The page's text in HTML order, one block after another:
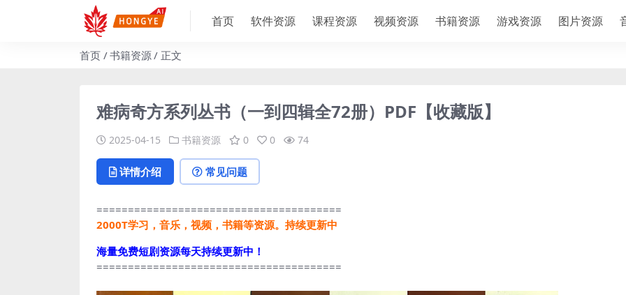
首页 软件资源 课程资源 视频资源 书籍资源 游戏资源 图片资源
首页 书籍资源 正文
难病奇方系列丛书（一到四辑全72册）PDF【收藏版】
2025-04-15 书籍资源 0 0 74
详情介绍 常见问题
=======================================
2000T学习，音乐，视频，书籍等资源。持续更新中
海量免费短剧资源每天持续更新中！
=======================================